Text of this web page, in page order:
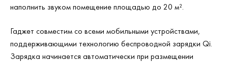
наполнить звуком помещение площадью до 20 м².
Гаджет совместим со всеми мобильными устройствами,
поддерживающими технологию беспроводной зарядки Qi.
Зарядка начинается автоматически при размещении